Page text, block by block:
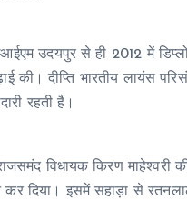
उदयपुर से ही 2012 में
की। दीप्ति भारतीय लायंस
रहती है।
विधायक किरण माहेश्वरी की
दिया। इसमें सहाड़ा से